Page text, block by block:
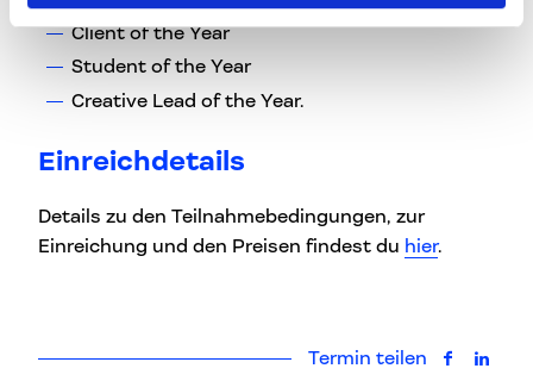
Client of the Year
Student of the Year
Creative Lead of the Year.
Einreichdetails
Details zu den Teilnahmebedingungen, zur
Einreichung und den Preisen findest du hier.
Termin teilen auf auf